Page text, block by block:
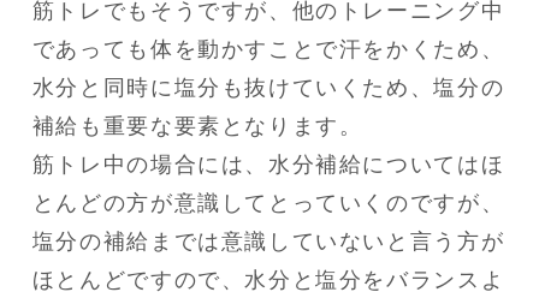
筋トレでもそうですが、他のトレーニング中
であっても体を動かすことで汗をかくため、
水分と同時に塩分も抜けていくため、塩分の
補給も重要な要素となります。
筋トレ中の場合には、水分補給についてはほ
とんどの方が意識してとっていくのですが、
塩分の補給までは意識していないと言う方が
ほとんどですので、水分と塩分をバランスよ